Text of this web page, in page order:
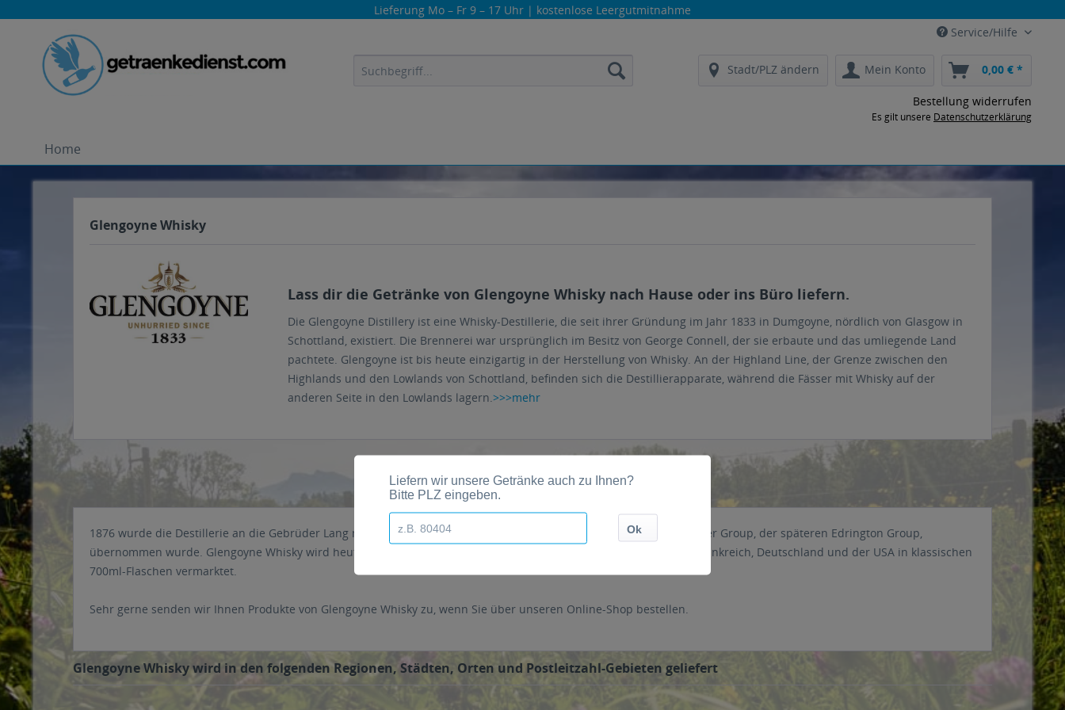
Lieferung Mo – Fr 9 – 17 Uhr | kostenlose Leergutmitnahme
Service/Hilfe
Stadt/PLZ ändern Mein Konto 0,00 € *
Bestellung widerrufen
Es gilt unsere Datenschutzerklärung
Home
Glengoyne Whisky
Lass dir die Getränke von Glengoyne Whisky nach Hause oder ins Büro liefern.
Die Glengoyne Distillery ist eine Whisky-Destillerie, die seit ihrer Gründung im Jahr 1833 in Dumgoyne, nördlich von Glasgow in
Schottland, existiert. Die Brennerei war ursprünglich im Besitz von George Connell, der sie erbaute und das umliegende Land
pachtete. Glengoyne ist bis heute einzigartig in der Herstellung von Whisky. An der Highland Line, der Grenze zwischen den
Highlands und den Lowlands von Schottland, befinden sich die Destillierapparate, während die Fässer mit Whisky auf der
anderen Seite in den Lowlands lagern.>>>mehr
1876 wurde die Destillerie an die Gebrüder Lang mit Sitz in Glasgow verkauft, bis sie 1965 von der Robertson & Baxter Group, der späteren Edrington Group,
übernommen wurde. Glengoyne Whisky wird heutzutage hauptsächlich im Vereinigten Königreich, Skandinavien, Frankreich, Deutschland und der USA in klassischen
700ml-Flaschen vermarktet.
Sehr gerne senden wir Ihnen Produkte von Glengoyne Whisky zu, wenn Sie über unseren Online-Shop bestellen.
Glengoyne Whisky wird in den folgenden Regionen, Städten, Orten und Postleitzahl-Gebieten geliefert